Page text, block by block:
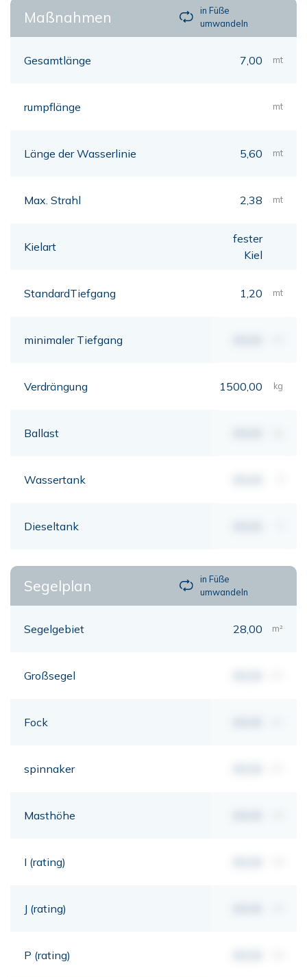
Maßnahmen
in Füße
umwandeln
Gesamtlänge 7,00 mt
rumpflänge mt
Länge der Wasserlinie 5,60 mt
Max. Strahl 2,38 mt
Kielart
fester
Kiel
StandardTiefgang 1,20 mt
minimaler Tiefgang
Verdrängung 1500,00 kg
Ballast
Wassertank
Dieseltank
Segelplan
in Füße
umwandeln
Segelgebiet 28,00 m²
Großsegel
Fock
spinnaker
Masthöhe
I (rating)
J (rating)
P (rating)